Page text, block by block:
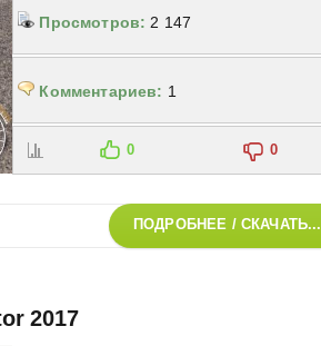
Просмотров: 2 147
Комментариев: 1
0 0
ПОДРОБНЕЕ / СКАЧАТЬ...
2017